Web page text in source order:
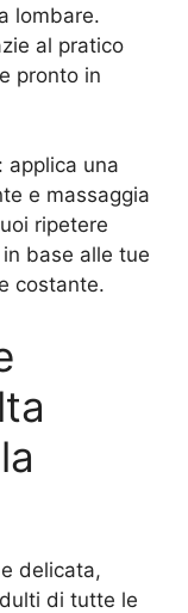
lombare.
al pratico
pronto in
applica una
e massaggia
ripetere
in base alle tue
costante.
delicata,
di tutte le